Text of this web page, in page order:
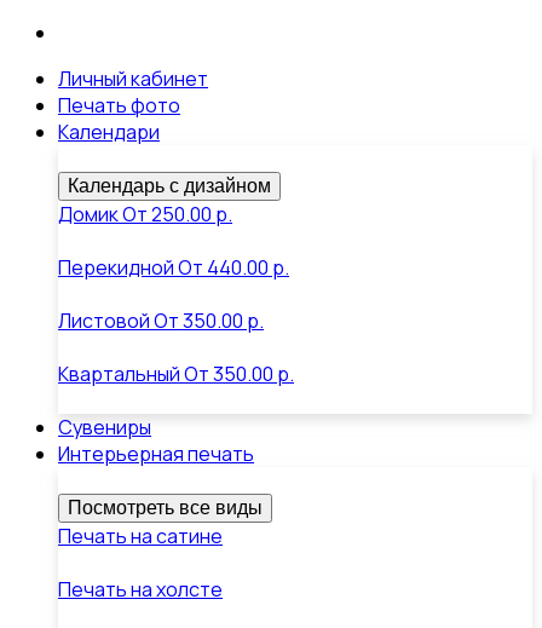
Личный кабинет
Печать фото
Календари
Календарь с дизайном
ДомикОт250.00 р.
ПерекиднойОт 440.00 р.
ЛистовойОт350.00 р.
КвартальныйОт350.00 р.
Сувениры
Интерьерная печать
Посмотреть все виды
Печать на сатине
Печать на холсте